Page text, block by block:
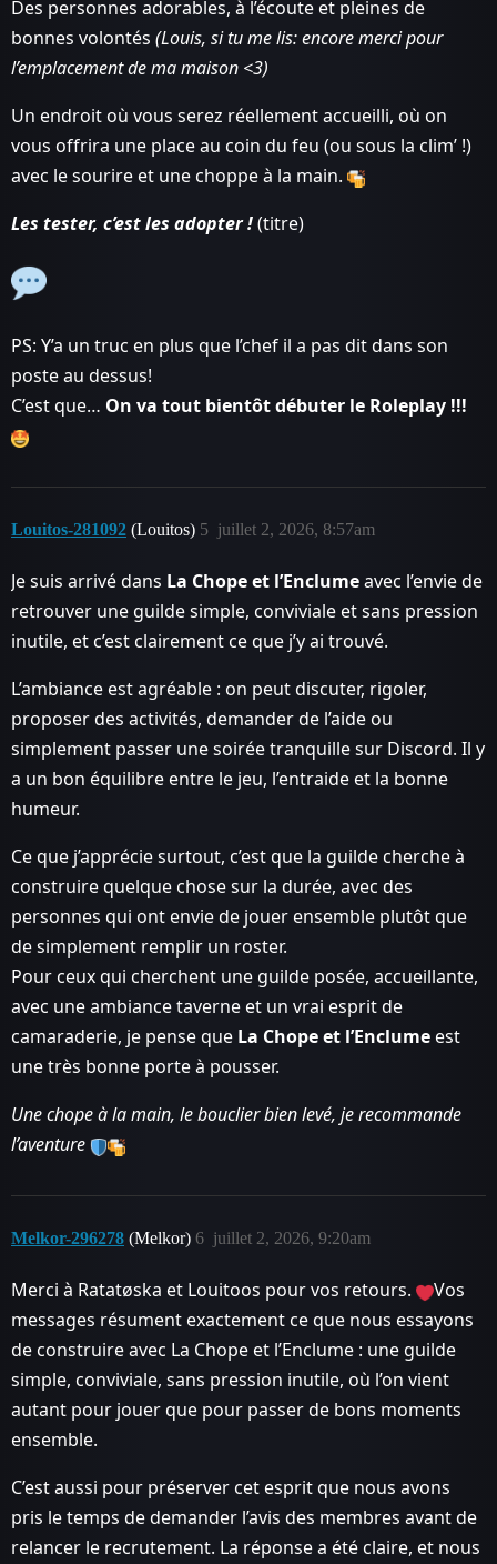
Des personnes adorables, à l’écoute et pleines de
bonnes volontés (Louis, si tu me lis: encore merci pour
l’emplacement de ma maison <3)
Un endroit où vous serez réellement accueilli, où on
vous offrira une place au coin du feu (ou sous la clim’ !)
avec le sourire et une choppe à la main.
Les tester, c’est les adopter !(titre)
PS: Y’a un truc en plus que l’chef il a pas dit dans son
poste au dessus!
C’est que… On va tout bientôt débuter le Roleplay !!!
Louitos-281092 (Louitos) juillet 2, 2026, 8:57am
5
Je suis arrivé dans La Chope et l’Enclumeavec l’envie de
retrouver une guilde simple, conviviale et sans pression
inutile, et c’est clairement ce que j’y ai trouvé.
L’ambiance est agréable : on peut discuter, rigoler,
proposer des activités, demander de l’aide ou
simplement passer une soirée tranquille sur Discord. Il y
a un bon équilibre entre le jeu, l’entraide et la bonne
humeur.
Ce que j’apprécie surtout, c’est que la guilde cherche à
construire quelque chose sur la durée, avec des
personnes qui ont envie de jouer ensemble plutôt que
de simplement remplir un roster.
Pour ceux qui cherchent une guilde posée, accueillante,
avec une ambiance taverne et un vrai esprit de
camaraderie, je pense que La Chope et l’Enclumeest
une très bonne porte à pousser.
Une chope à la main, le bouclier bien levé, je recommande
l’aventure
Melkor-296278 (Melkor) juillet 2, 2026, 9:20am
6
Merci à Ratatøska et Louitoos pour vos retours.
Vos
messages résument exactement ce que nous essayons
de construire avec La Chope et l’Enclume : une guilde
simple, conviviale, sans pression inutile, où l’on vient
autant pour jouer que pour passer de bons moments
ensemble.
C’est aussi pour préserver cet esprit que nous avons
pris le temps de demander l’avis des membres avant de
relancer le recrutement. La réponse a été claire, et nous